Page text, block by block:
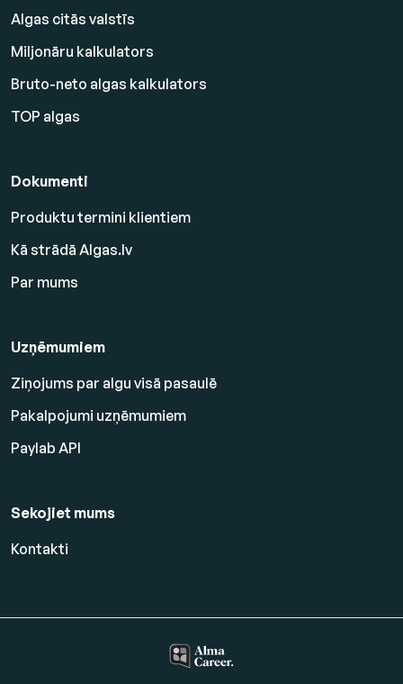
Algas citās valstīs
Miljonāru kalkulators
Bruto-neto algas kalkulators
TOP algas
Dokumenti
Produktu termini klientiem
Kā strādā Algas.lv
Par mums
Uzņēmumiem
Ziņojums par algu visā pasaulē
Pakalpojumi uzņēmumiem
Paylab API
Sekojiet mums
Kontakti